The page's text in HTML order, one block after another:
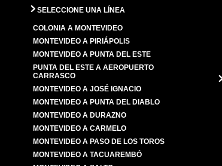
SELECCIONE UNA LÍNEA
COLONIA A MONTEVIDEO
MONTEVIDEO A PIRIÁPOLIS
MONTEVIDEO A PUNTA DEL ESTE
PUNTA DEL ESTE A AEROPUERTO
CARRASCO
MONTEVIDEO A JOSÉ IGNACIO
MONTEVIDEO A PUNTA DEL DIABLO
MONTEVIDEO A DURAZNO
MONTEVIDEO A CARMELO
MONTEVIDEO A PASO DE LOS TOROS
MONTEVIDEO A TACUAREMBÓ